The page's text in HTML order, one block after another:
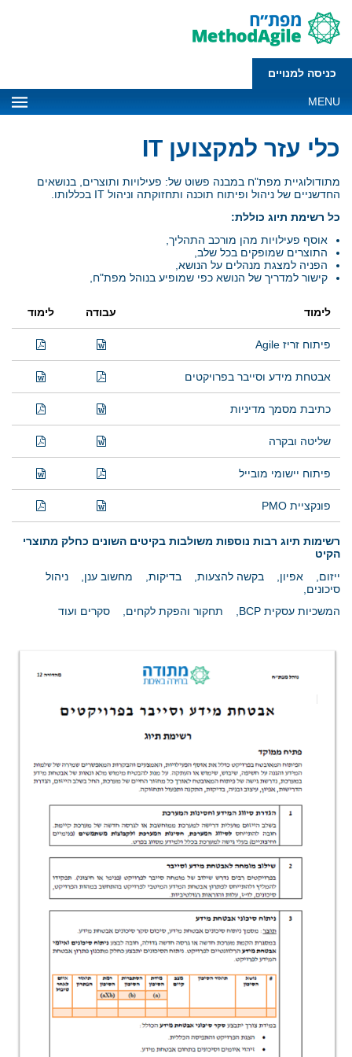
כניסה למנויים
MENU
כלי עזר למקצוען IT
מתודולוגיית מפת"ח במבנה פשוט של: פעילויות ותוצרים, בנושאים
החדשניים של ניהול ופיתוח תוכנה ותחזוקתה וניהול IT בכללותו.
כל רשימת תיוג כוללת:
אוסף פעילויות מהן מורכב התהליך,
התוצרים שמופקים בכל שלב,
הפניה למצגת מנהלים על הנושא,
קישור למדריך של הנושא כפי שמופיע בנוהל מפת"ח,
לימוד עבודה לימוד
פיתוח זריז Agile
אבטחת מידע וסייבר בפרויקטים
כתיבת מסמך מדיניות
שליטה ובקרה
פיתוח יישומי מובייל
פונקציית PMO
רשימות תיוג רבות נוספות משולבות בקיטים השונים כחלק מתוצרי
הקיט
ייזום
אפיון, בקשה להצעות, בדיקות, מחשוב ענן,
ניהול
סיכונים,
המשכיות עסקית BCP
, תחקור והפקת לקחים, סקרים ועוד